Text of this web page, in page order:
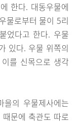
한다. 대동우물에
물로부터 물이 5리
었다고 한다. 우물
있다. 우물 위쪽의
를 신목으로 생각
의 우물제사에는
문에 축관도 따로